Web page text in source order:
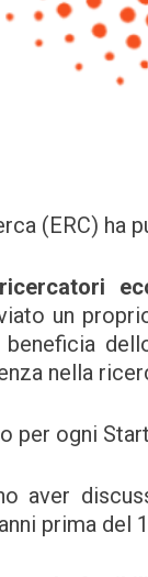
(ERC) ha
ricercatori
un
nella
per ogni
aver
prima del